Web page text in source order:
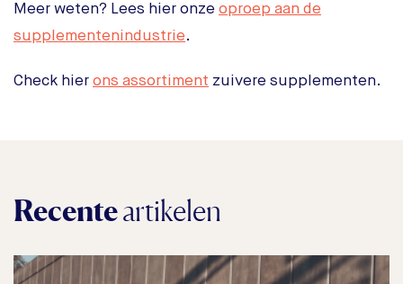
Meer weten? Lees hier onze oproep aan de
supplementenindustrie.
Check hier ons assortiment zuivere supplementen.
Recenteartikelen